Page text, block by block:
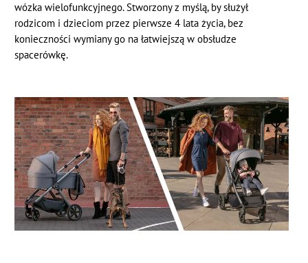
wózka wielofunkcyjnego. Stworzony z myślą, by służył
rodzicom i dzieciom przez pierwsze 4 lata życia, bez
konieczności wymiany go na łatwiejszą w obsłudze
spacerówkę.